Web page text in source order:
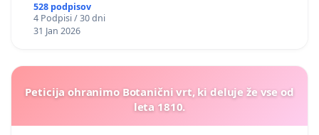
528 podpisov
4 Podpisi / 30 dni
31 Jan 2026
Peticija ohranimo Botanični vrt, ki deluje že vse od
leta 1810.